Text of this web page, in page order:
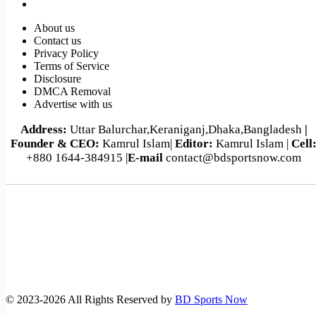
About us
Contact us
Privacy Policy
Terms of Service
Disclosure
DMCA Removal
Advertise with us
Address: Uttar Balurchar,Keraniganj,Dhaka,Bangladesh |
Founder & CEO: Kamrul Islam| Editor: Kamrul Islam | Cell:
+880 1644-384915 |E-mail contact@bdsportsnow.com
©️ 2023-2026 All Rights Reserved by BD Sports Now